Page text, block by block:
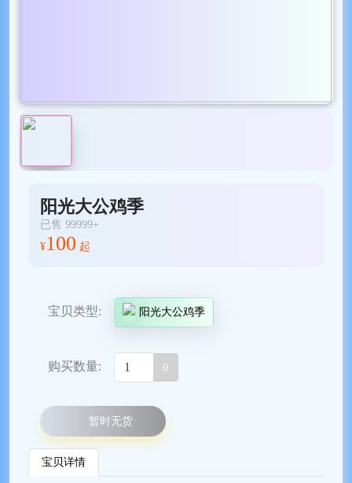
阳光大公鸡季
已售 99999+
¥100 起
宝贝类型: 阳光大公鸡季
购买数量: 0
暂时无货
宝贝详情